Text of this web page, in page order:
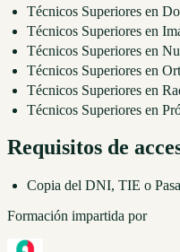
Técnicos Superiores en
Técnicos Superiores en
Técnicos Superiores en
Técnicos Superiores en
Técnicos Superiores en
Técnicos Superiores en
Requisitos de
Copia del DNI, TIE o
Formación impartida por